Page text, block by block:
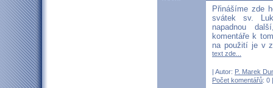
Přinášíme zde
svátek sv.
napadnou
komentáře k
na použití je v
text zde...
| Autor: P. Marek
Počet komentářů: 0